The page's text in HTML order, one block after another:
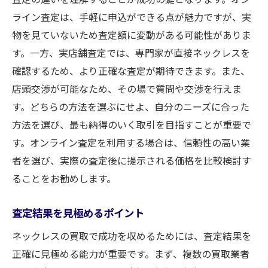
ライン査定は、手軽に申込ができる点が魅力ですが、実
物を見ていないため査定額に変動がある可能性がありま
す。一方、実店舗査定では、専門家が直接ネックレスを
確認するため、より正確な査定が期待できます。また、
店頭交渉が可能なため、その場で質問や交渉を行えま
す。どちらの方法を選ぶにせよ、自分のニーズに合った
方法を選び、最も納得のいく取引を目指すことが重要で
す。オンライン査定を利用する場合は、信頼性の高い業
者を選び、実際の査定後に提示される価格を比較検討す
ることをお勧めします。
査定結果を見極めるポイント
ネックレスの買取で成功を収めるためには、査定結果を
正確に見極める能力が重要です。まず、複数の買取業者